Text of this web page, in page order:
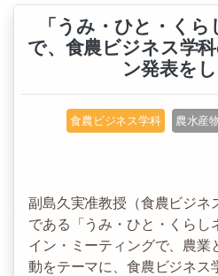
「うみ・ひと・くら
で、食農ビジネス学
ン発表を
食農ビジネス学科 農水産
副島久実准教授（食農ビジネ
である「うみ・ひと・くらし
イン・ミーティングで、農業
動をテーマに、食農ビジネス